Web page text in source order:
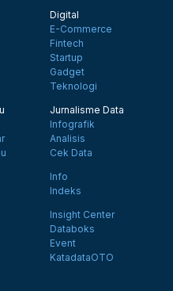
Digital
E-Commerce
Fintech
Startup
Gadget
Teknologi
Jurnalisme Data
Infografik
Analisis
Cek Data
Info
Indeks
Insight Center
Databoks
Event
KatadataOTO